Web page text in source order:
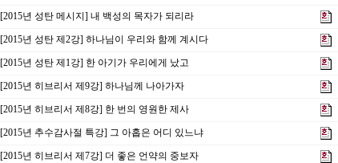
[2015년 성탄 메시지] 내 백성의 목자가 되리라
[2015년 성탄 제2강] 하나님이 우리와 함께 계시다
[2015년 성탄 제1강] 한 아기가 우리에게 났고
[2015년 히브리서 제9강] 하나님께 나아가자
[2015년 히브리서 제8강] 한 번의 영원한 제사
[2015년 추수감사절 특강] 그 아홉은 어디 있느냐
[2015년 히브리서 제7강] 더 좋은 언약의 중보자